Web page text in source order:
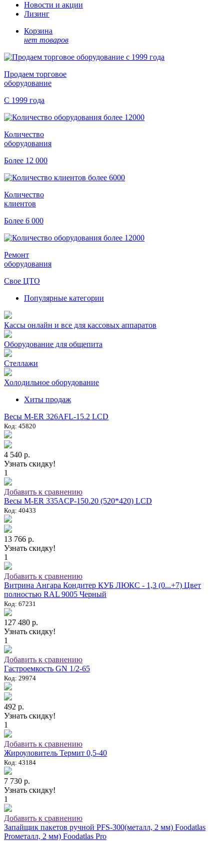
Новости и акции
Лизинг
Корзина
нет товаров
Продаем торговое
оборудование
С 1999 года
Количество
оборудования
Более 12 000
Количество
клиентов
Более 6 000
Ремонт
оборудования
Свое ЦТО
Популярные категории
Кассы онлайн и все для кассовых аппаратов
Оборудование для общепита
Стеллажи
Холодильное оборудование
Хиты продаж
Весы M-ER 326AFL-15.2 LCD
Код: 45820
4 540 р.
Узнать скидку!
1
Добавить к сравнению
Весы M-ER 335ACP-150.20 (520*420) LCD
Код: 40433
13 766 р.
Узнать скидку!
1
Добавить к сравнению
Витрина Ангара Кондитер КУБ ЛЮКС - 1,3 (0...+7) Цвет
полностью RAL 9005 Черный
Код: 67231
127 480 р.
Узнать скидку!
1
Добавить к сравнению
Гастроемкость GN 1/2-65
Код: 29974
492 р.
Узнать скидку!
1
Добавить к сравнению
Жироуловитель Термит 0,5-40
Код: 43184
7 730 р.
Узнать скидку!
1
Добавить к сравнению
Запайщик пакетов ручной PFS-300(металл, 2 мм) Foodatlas
Proметалл, 2 мм) Foodatlas Pro